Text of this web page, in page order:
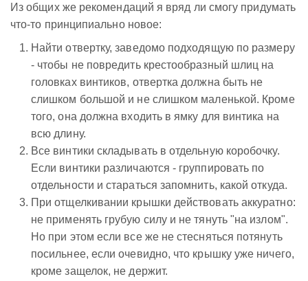
Из общих же рекомендаций я вряд ли смогу придумать
что-то принципиально новое:
Найти отвертку, заведомо подходящую по размеру
- чтобы не повредить крестообразный шлиц на
головках винтиков, отвертка должна быть не
слишком большой и не слишком маленькой. Кроме
того, она должна входить в ямку для винтика на
всю длину.
Все винтики складывать в отдельную коробочку.
Если винтики различаются - группировать по
отдельности и стараться запомнить, какой откуда.
При отщелкивании крышки действовать аккуратно:
не применять грубую силу и не тянуть "на излом".
Но при этом если все же не стесняться потянуть
посильнее, если очевидно, что крышку уже ничего,
кроме защелок, не держит.